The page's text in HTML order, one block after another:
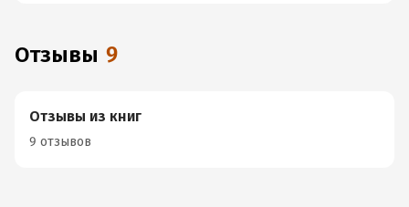
Отзывы 9
Отзывы из книг
9 отзывов